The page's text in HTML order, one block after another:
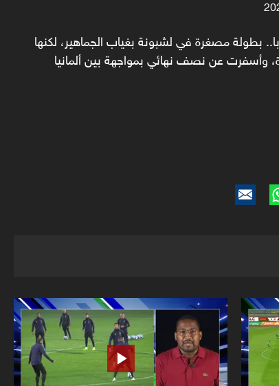
بطولة مصغرة في لشبونة بغياب الجماهير، لكنها
وأسفرت عن نصف نهائي بمواجهة بين ألمانيا